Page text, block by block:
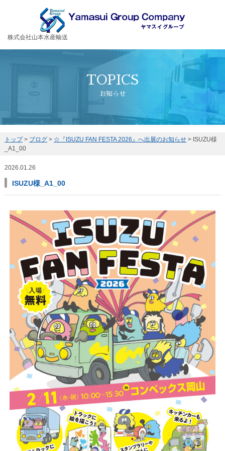
お客様の大切な荷物を安全・丁寧に運送するヤマスイグループ
株式会社山本水産輸送
TOPICS
お知らせ
トップ> ブログ> ☆『ISUZU FAN FESTA 2026』へ出展のお知らせ> ISUZU様
_A1_00
2026.01.26
ISUZU様_A1_00